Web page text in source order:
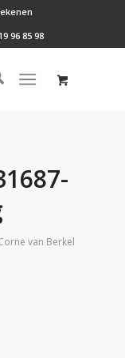
96 85 98
van Berkel